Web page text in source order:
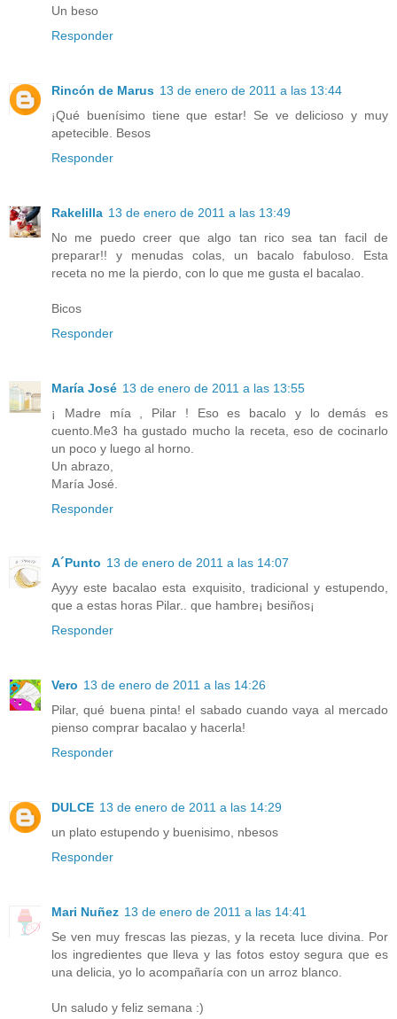
Un beso
Responder
Rincón de Marus 13 de enero de 2011 a las 13:44
¡Qué buenísimo tiene que estar! Se ve delicioso y muy
apetecible. Besos
Responder
Rakelilla 13 de enero de 2011 a las 13:49
No me puedo creer que algo tan rico sea tan facil de
preparar!! y menudas colas, un bacalo fabuloso. Esta
receta no me la pierdo, con lo que me gusta el bacalao.
Bicos
Responder
María José 13 de enero de 2011 a las 13:55
¡ Madre mía , Pilar ! Eso es bacalo y lo demás es
cuento.Me3 ha gustado mucho la receta, eso de cocinarlo
un poco y luego al horno.
Un abrazo,
María José.
Responder
A´Punto 13 de enero de 2011 a las 14:07
Ayyy este bacalao esta exquisito, tradicional y estupendo,
que a estas horas Pilar.. que hambre¡ besiños¡
Responder
Vero 13 de enero de 2011 a las 14:26
Pilar, qué buena pinta! el sabado cuando vaya al mercado
pienso comprar bacalao y hacerla!
Responder
DULCE 13 de enero de 2011 a las 14:29
un plato estupendo y buenisimo, nbesos
Responder
Mari Nuñez 13 de enero de 2011 a las 14:41
Se ven muy frescas las piezas, y la receta luce divina. Por
los ingredientes que lleva y las fotos estoy segura que es
una delicia, yo lo acompañaría con un arroz blanco.
Un saludo y feliz semana :)